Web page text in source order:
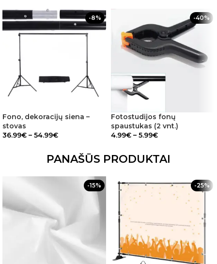
-8%
Fono, dekoracijų siena –
stovas
36.99€ – 54.99€
-40%
Fotostudijos fonų
spaustukas (2 vnt.)
4.99€ – 5.99€
PANAŠŪS PRODUKTAI
-15% -25%